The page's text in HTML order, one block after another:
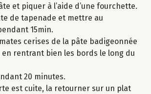
et piquer à l’aide d’une fourchette.
de tapenade et mettre au
15min.
cerises de la pâte badigeonnée
rentrant bien les bords le long du
20 minutes.
est cuite, la retourner sur un plat